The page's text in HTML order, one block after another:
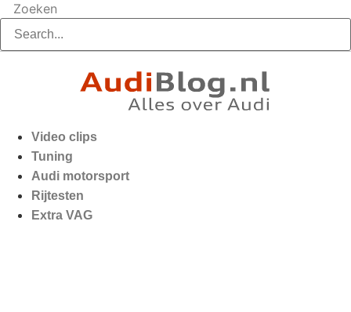
Zoeken
Video clips
Tuning
Audi motorsport
Rijtesten
Extra VAG